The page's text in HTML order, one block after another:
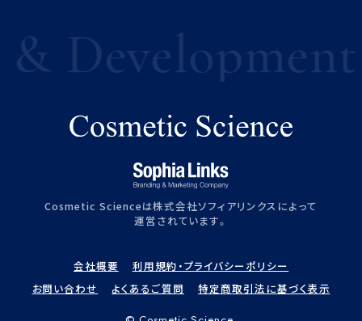
Cosmetic Scienceは株式会社ソフィアリンクスによって
運営されています。
会社概要
利用規約・プライバシーポリシー
お問い合わせ
よくあるご質問 特定商取引法に基づく表示